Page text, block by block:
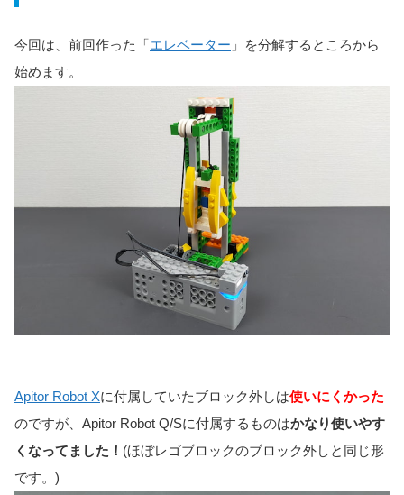
今回は、前回作った「エレベーター 」を分解するところから
始めます。
Apitor Robot Xに付属していたブロック外しは使いにくかった
のですが、Apitor Robot Q/Sに付属するものはかなり使いやす
くなってました！ (ほぼレゴブロックのブロック外しと同じ形
です。)